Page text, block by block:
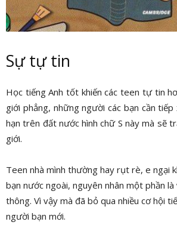
Sự tự tin
Học tiếng Anh tốt khiến các teen tự tin
giới phẳng, những người các bạn cần
hạn trên đất nước hình chữ S này mà sẽ
giới.
Teen nhà mình thường hay rụt rè, e ngại
bạn nước ngoài, nguyên nhân một phần
thông. Vì vậy mà đã bỏ qua nhiều cơ hội
người bạn mới.